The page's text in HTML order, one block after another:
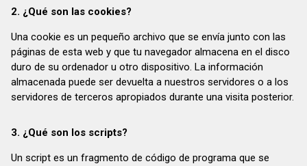
2. ¿Qué son las cookies?
Una cookie es un pequeño archivo que se envía junto con las
páginas de esta web y que tu navegador almacena en el disco
duro de su ordenador u otro dispositivo. La información
almacenada puede ser devuelta a nuestros servidores o a los
servidores de terceros apropiados durante una visita posterior.
3. ¿Qué son los scripts?
Un script es un fragmento de código de programa que se